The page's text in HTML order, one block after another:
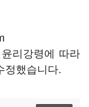
리강령에 따라
정했습니다.